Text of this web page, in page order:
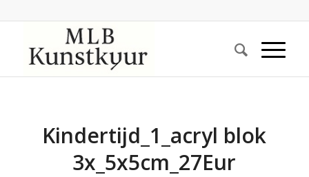
Kindertijd_1_acryl blok
3x_5x5cm_27Eur